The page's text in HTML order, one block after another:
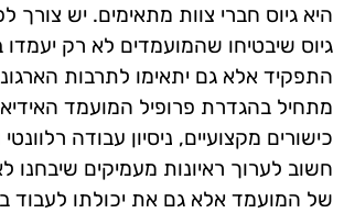
היא גיוס חברי צוות מתאימים. יש צורך
גיוס שיבטיחו שהמועמדים לא רק יעמדו
התפקיד אלא גם יתאימו לתרבות
מתחיל בהגדרת פרופיל המועמד
כישורים מקצועיים, ניסיון עבודה
חשוב לערוך ראיונות מעמיקים שיבחנו
של המועמד אלא גם את יכולתו לעבוד